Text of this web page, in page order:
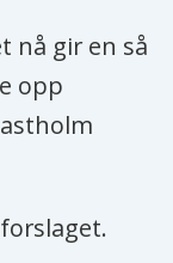
nå gir en så
opp